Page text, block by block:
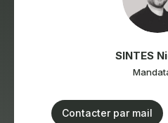
SINTES
Contacter par mail